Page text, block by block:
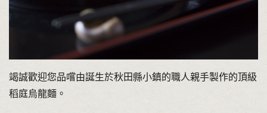
竭誠歡迎您品嚐由誕生於秋田縣小鎮的職人親手製作的頂級
稻庭烏龍麵。